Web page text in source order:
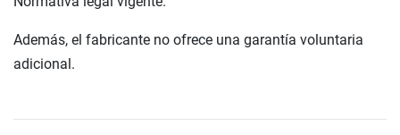
Además, el fabricante no ofrece una garantía voluntaria
adicional.